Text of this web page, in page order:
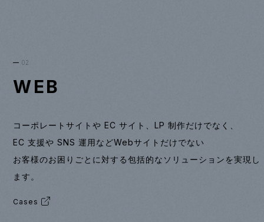
02
WEB
コーポレートサイトや EC サイト、LP 制作だけでなく、
EC 支援や SNS 運用などWebサイトだけでない
お客様のお困りごとに対する包括的なソリューションを実現し
ます。
Cases